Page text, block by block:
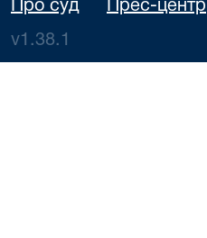
Про суд Прес-центр
v1.38.1